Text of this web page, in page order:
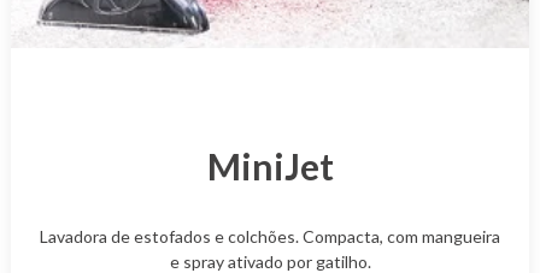
MiniJet
Lavadora de estofados e colchões. Compacta, com mangueira
e spray ativado por gatilho.